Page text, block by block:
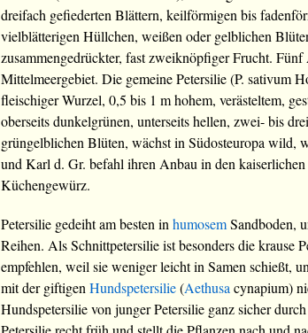
dreifach gefiederten Blättern, keilförmigen bis
vielblätterigen Hüllchen, weißen oder gelblichen
zusammengedrückter, fast zweiknöpfiger Frucht.
Mittelmeergebiet. Die gemeine Petersilie (P. sativum
fleischiger Wurzel, 0,5 bis 1 m hohem, verästeltem,
oberseits dunkelgrünen, unterseits hellen, zwei- bis
grüngelblichen Blüten, wächst in Südosteuropa wild,
und Karl d. Gr. befahl ihren Anbau in den kaiserlichen
Küchengewürz.
Petersilie gedeiht am besten in humosemSandboden,
Reihen. Als Schnittpetersilie ist besonders die krause
empfehlen, weil sie weniger leicht in Samen schießt,
mit der giftigen Hundspetersilie(Aethusa cynapium)
Hundspetersilie von junger Petersilie ganz sicher